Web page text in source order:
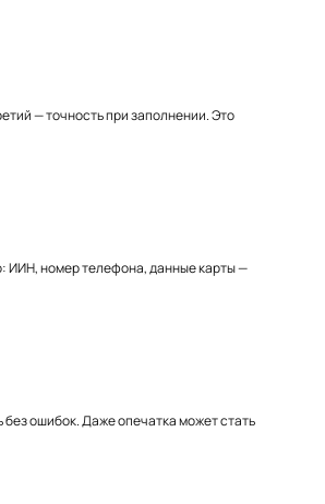
— точность при заполнении. Это
ИИН, номер телефона, данные карты —
без ошибок. Даже опечатка может стать